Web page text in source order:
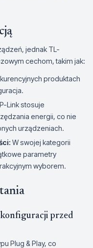
jednak TL-
cechom, takim jak:
produktach
Link stosuje
energii, co nie
urządzeniach.
W swojej kategorii
parametry
wyborem.
przed
Plug & Play, co